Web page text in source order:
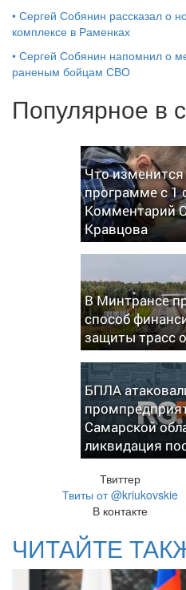
• Сергей Собянин рассказал о
комплексе в Раменках
• Сергей Собянин напомнил о
раненым бойцам СВО
Популярное в
Что
программе с 1
Комментарий
Кравцова
В Минтрансе
способ
защиты трасс
БПЛА
Самарской
ликвидация
Твиттер
Твиты от @kriukovskie
В контакте
ЧИТАЙТЕ